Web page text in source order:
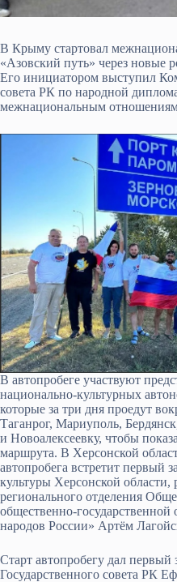
В Крыму стартовал
«Азовский путь» через новые
Его инициатором выступил
совета РК по народной
межнациональным
В автопробеге участвуют
национально-культурных
которые за три дня проедут
Таганрог, Мариуполь,
и Новоалексеевку, чтобы
маршрута. В Херсонской
автопробега встретит первый
культуры Херсонской области,
регионального отделения
общественно-
народов России» Артём
Старт автопробегу дал первый
Государственного совета РК